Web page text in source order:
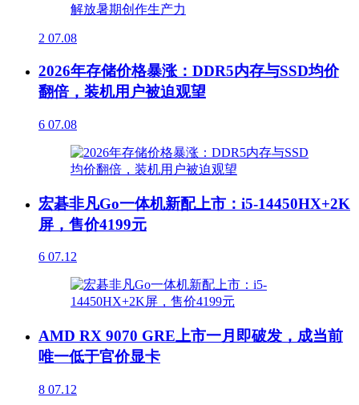
2 07.08
2026年存储价格暴涨：DDR5内存与SSD均价
翻倍，装机用户被迫观望
6 07.08
宏碁非凡Go一体机新配上市：i5-14450HX+2K
屏，售价4199元
6 07.12
AMD RX 9070 GRE上市一月即破发，成当前
唯一低于官价显卡
8 07.12